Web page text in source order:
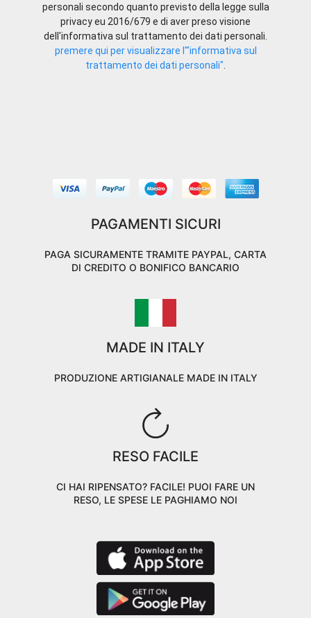
personali secondo quanto previsto della legge sulla
privacy eu 2016/679 e di aver preso visione
dell'informativa sul trattamento dei dati personali.
premere qui per visualizzare l'"informativa sul
trattamento dei dati personali"
PAGAMENTI SICURI
PAGA SICURAMENTE TRAMITE PAYPAL, CARTA
DI CREDITO O BONIFICO BANCARIO
MADE IN ITALY
PRODUZIONE ARTIGIANALE MADE IN ITALY
RESO FACILE
CI HAI RIPENSATO? FACILE! PUOI FARE UN
RESO, LE SPESE LE PAGHIAMO NOI